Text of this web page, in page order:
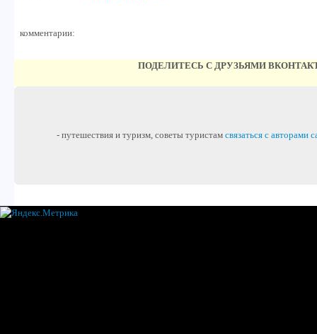
комментарии:
ПОДЕЛИТЕСЬ С ДРУЗЬЯМИ
- путешествия и туризм, советы туристам связаться с авторами